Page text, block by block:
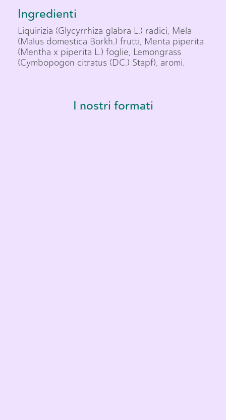
Ingredienti
Liquirizia (Glycyrrhiza glabra L.) radici, Mela
(Malus domestica Borkh.) frutti, Menta piperita
(Mentha x piperita L.) foglie, Lemongrass
(Cymbopogon citratus (DC.) Stapf), aromi.
I nostri formati